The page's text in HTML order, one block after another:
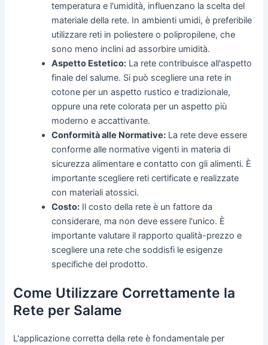
temperatura e l'umidità, influenzano la scelta del
materiale della rete. In ambienti umidi, è preferibile
utilizzare reti in poliestere o polipropilene, che
sono meno inclini ad assorbire umidità.
Aspetto Estetico: La rete contribuisce all'aspetto
finale del salume. Si può scegliere una rete in
cotone per un aspetto rustico e tradizionale,
oppure una rete colorata per un aspetto più
moderno e accattivante.
Conformità alle Normative: La rete deve essere
conforme alle normative vigenti in materia di
sicurezza alimentare e contatto con gli alimenti. È
importante scegliere reti certificate e realizzate
con materiali atossici.
Costo: Il costo della rete è un fattore da
considerare, ma non deve essere l'unico. È
importante valutare il rapporto qualità-prezzo e
scegliere una rete che soddisfi le esigenze
specifiche del prodotto.
Come Utilizzare Correttamente la
Rete per Salame
L'applicazione corretta della rete è fondamentale per